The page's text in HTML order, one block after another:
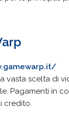
vasta scelta di
Pagamenti in
credito.